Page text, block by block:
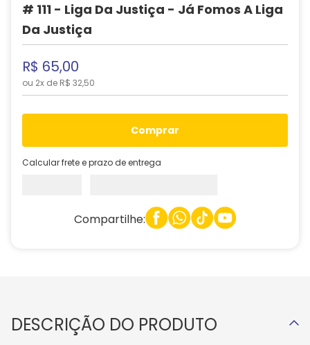
# 111 - Liga Da Justiça - Já Fomos A Liga
Da Justiça
R$ 65,00
ou 2x de R$ 32,50
comprar
Calcular frete e prazo de entrega
Compartilhe:
DESCRIÇÃO DO PRODUTO